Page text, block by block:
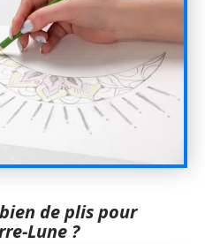
de plis pour
Lune ?